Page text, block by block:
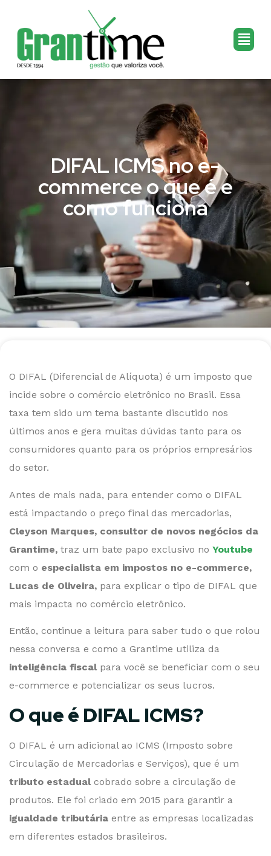
DIFAL ICMS no e-
commerce o que é e
como funciona
O DIFAL (Diferencial de Alíquota) é um imposto que
incide sobre o comércio eletrônico no Brasil. Essa
taxa tem sido um tema bastante discutido nos
últimos anos e gera muitas dúvidas tanto para os
consumidores quanto para os próprios empresários
do setor.
Antes de mais nada, para entender como o DIFAL
está impactando o preço final das mercadorias,
Cleyson Marques, consultor de novos negócios da
Grantime, traz um bate papo exclusivo no Youtube
com o especialista em impostos no e-commerce,
Lucas de Oliveira, para explicar o tipo de DIFAL que
mais impacta no comércio eletrônico.
Então, continue a leitura para saber tudo o que rolou
nessa conversa e como a Grantime utiliza da
inteligência fiscalpara você se beneficiar com o seu
e-commerce e potencializar os seus lucros.
O que é DIFAL ICMS?
O DIFAL é um adicional ao ICMS (Imposto sobre
Circulação de Mercadorias e Serviços), que é um
tributo estadualcobrado sobre a circulação de
produtos. Ele foi criado em 2015 para garantir a
igualdade tributária entre as empresas localizadas
em diferentes estados brasileiros.